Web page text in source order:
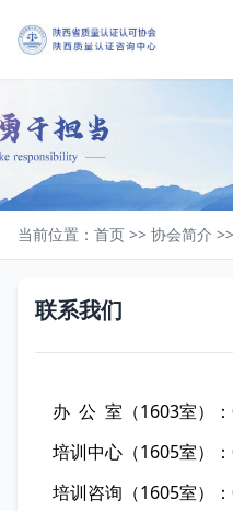
当前位置： 首页 >> 协会简介 >>
联系我们
办 公 室（1603室）
培训中心（1605室）
培训咨询（1605室）